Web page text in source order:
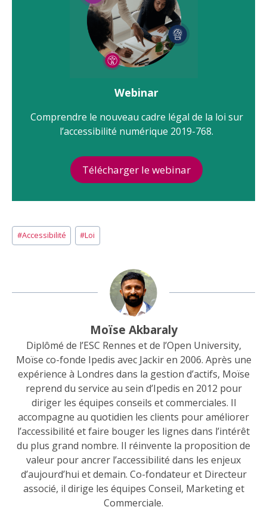
Webinar
Comprendre le nouveau cadre légal de la loi sur
l’accessibilité numérique 2019-768.
Télécharger le webinar
Étiquettes
de
#Accessibilité #Loi
Moïse Akbaraly
Diplômé de l’ESC Rennes et de l’Open University,
Moïse co-fonde Ipedis avec Jackir en 2006. Après une
expérience à Londres dans la gestion d’actifs, Moïse
reprend du service au sein d’Ipedis en 2012 pour
diriger les équipes conseils et commerciales. Il
accompagne au quotidien les clients pour améliorer
l’accessibilité et faire bouger les lignes dans l’intérêt
du plus grand nombre. Il réinvente la proposition de
valeur pour ancrer l’accessibilité dans les enjeux
d’aujourd’hui et demain. Co-fondateur et Directeur
associé, il dirige les équipes Conseil, Marketing et
Commerciale.